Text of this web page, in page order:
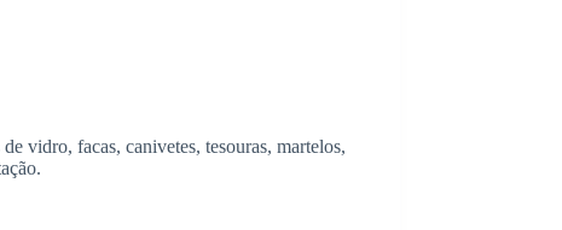
vidro, facas, canivetes, tesouras, martelos,